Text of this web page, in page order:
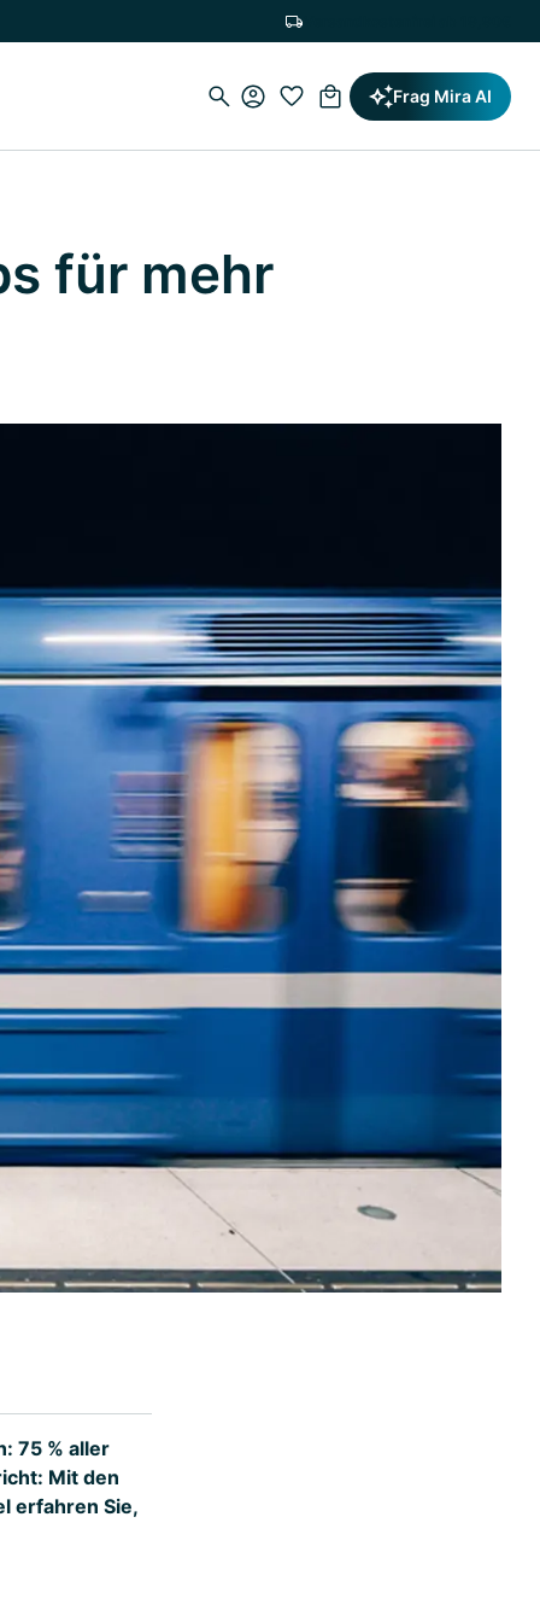
Frag Mira AI
für mehr
75 % aller
Mit den
erfahren Sie,